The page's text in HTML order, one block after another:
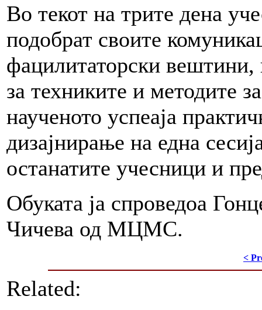
Во текот на трите дена
подобрат своите
фацилитаторски вештини,
за техниките и методите
наученото успеаја
дизајнирање на една
останатите учесници и
Обуката ја спроведоа
Чичева од МЦМС.
<
Related: